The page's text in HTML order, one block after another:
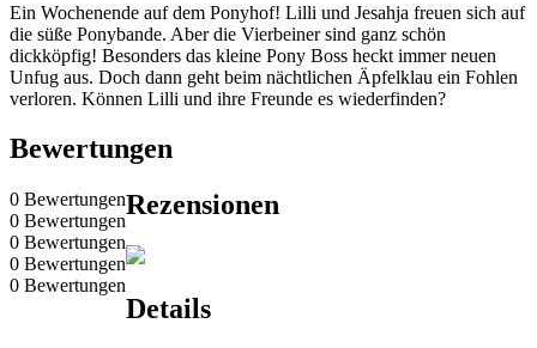
Ein Wochenende auf dem Ponyhof! Lilli und Jesahja freuen sich auf
die süße Ponybande. Aber die Vierbeiner sind ganz schön
dickköpfig! Besonders das kleine Pony Boss heckt immer neuen
Unfug aus. Doch dann geht beim nächtlichen Äpfelklau ein Fohlen
verloren. Können Lilli und ihre Freunde es wiederfinden?
Bewertungen
0 Bewertungen
0 Bewertungen
0 Bewertungen
0 Bewertungen
0 Bewertungen
Rezensionen
Details